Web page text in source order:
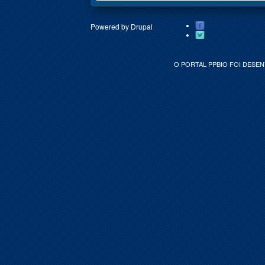
Powered by Drupal
O PORTAL PPBIO FOI